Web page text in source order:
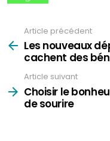
plus
Article précédent
Les nouveaux
cachent des
Article suivant
Choisir le
de sourire